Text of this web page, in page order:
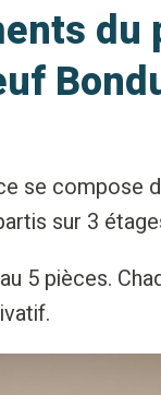
du
se compose
sur 3
5 pièces.